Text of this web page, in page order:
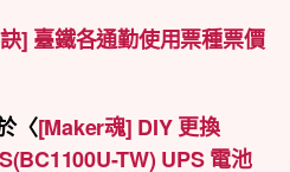
] 臺鐵各通勤使用票種票價
〈[Maker魂] DIY 更換
TW) UPS 電池